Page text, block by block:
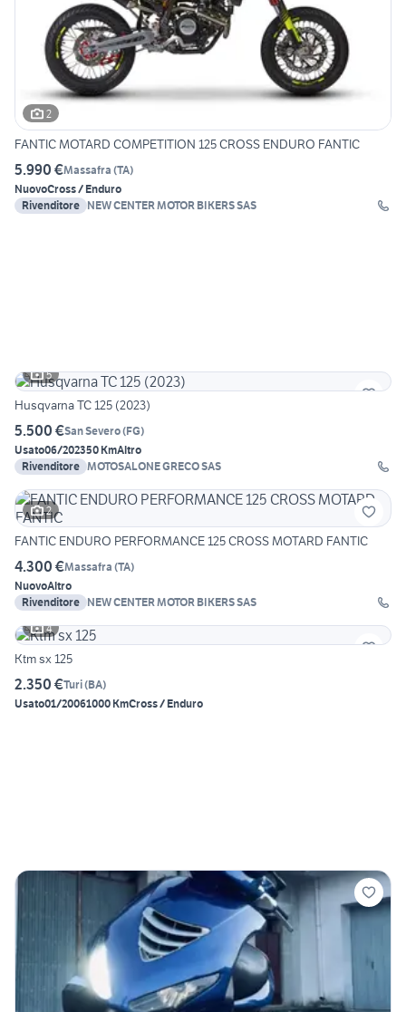
2
FANTIC MOTARD COMPETITION 125 CROSS ENDURO FANTIC
5.990 €Massafra (TA)
NuovoCross / Enduro
Rivenditore NEW CENTER MOTOR BIKERS SAS
5
Husqvarna TC 125 (2023)
5.500 €San Severo(FG)
Usato06/202350 KmAltro
Rivenditore MOTOSALONE GRECO SAS
2
FANTIC ENDURO PERFORMANCE 125 CROSS MOTARD FANTIC
4.300 €Massafra (TA)
NuovoAltro
Rivenditore NEW CENTER MOTOR BIKERS SAS
4
Ktm sx 125
2.350 €Turi(BA)
Usato01/20061000 KmCross / Enduro